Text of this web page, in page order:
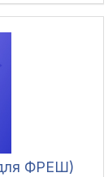
ФРЕШ)